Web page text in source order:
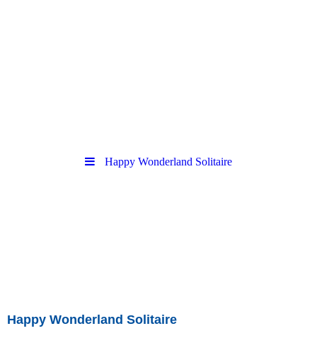
Happy Wonderland Solitaire
Happy Wonderland Solitaire